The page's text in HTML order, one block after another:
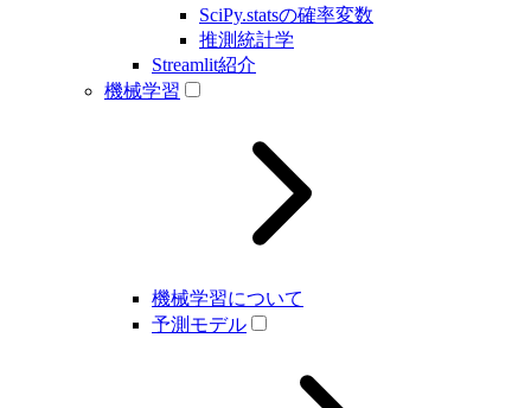
SciPy.statsの確率変数
推測統計学
Streamlit紹介
機械学習
機械学習について
予測モデル